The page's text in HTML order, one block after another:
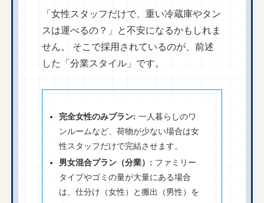
「女性スタッフだけで、重い冷蔵庫やタン
スは運べるの？」と不安になるかもしれま
せん。 そこで採用されているのが、前述
した「分業スタイル」です。
完全女性のみプラン: 一人暮らしのワ
ンルームなど、荷物が少ない場合は女
性スタッフだけで完結させます。
男女混合プラン（分業）: ファミリー
タイプやゴミの量が大量にある場合
は、仕分け（女性）と搬出（男性）を